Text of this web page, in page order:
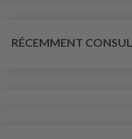
RÉCEMMENT